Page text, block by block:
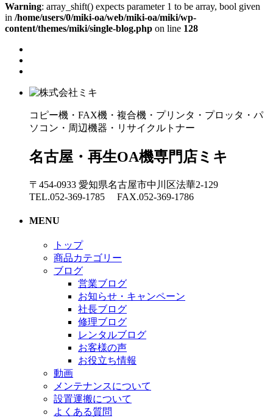
Warning: array_shift() expects parameter 1 to be array, bool given
in /home/users/0/miki-oa/web/miki-oa/miki/wp-
content/themes/miki/single-blog.php on line 128
コピー機・FAX機・複合機・プリンタ・プロッタ・パ
ソコン・周辺機器・リサイクルトナー
名古屋・再生OA機専門店ミキ
〒454-0933 愛知県名古屋市中川区法華2-129
TEL.052-369-1785 FAX.052-369-1786
MENU
トップ
商品カテゴリー
ブログ
営業ブログ
お知らせ・キャンペーン
社長ブログ
修理ブログ
レンタルブログ
お客様の声
お役立ち情報
動画
メンテナンスについて
設置運搬について
よくある質問